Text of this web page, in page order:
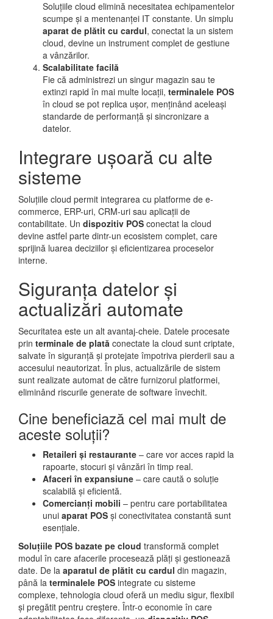
Soluțiile cloud elimină necesitatea echipamentelor
scumpe și a mentenanței IT constante. Un simplu
aparat de plătit cu cardul, conectat la un sistem
cloud, devine un instrument complet de gestiune
a vânzărilor.
Scalabilitate facilă
Fie că administrezi un singur magazin sau te
extinzi rapid în mai multe locații, terminalele POS
în cloud se pot replica ușor, menținând aceleași
standarde de performanță și sincronizare a
datelor.
Integrare ușoară cu alte
sisteme
Soluțiile cloud permit integrarea cu platforme de e-
commerce, ERP-uri, CRM-uri sau aplicații de
contabilitate. Un dispozitiv POS conectat la cloud
devine astfel parte dintr-un ecosistem complet, care
sprijină luarea deciziilor și eficientizarea proceselor
interne.
Siguranța datelor și
actualizări automate
Securitatea este un alt avantaj-cheie. Datele procesate
prin terminale de plată conectate la cloud sunt criptate,
salvate în siguranță și protejate împotriva pierderii sau a
accesului neautorizat. În plus, actualizările de sistem
sunt realizate automat de către furnizorul platformei,
eliminând riscurile generate de software învechit.
Cine beneficiază cel mai mult de
aceste soluții?
Retaileri și restaurante – care vor acces rapid la
rapoarte, stocuri și vânzări în timp real.
Afaceri în expansiune – care caută o soluție
scalabilă și eficientă.
Comercianți mobili – pentru care portabilitatea
unui aparat POS și conectivitatea constantă sunt
esențiale.
Soluțiile POS bazate pe cloud transformă complet
modul în care afacerile procesează plăți și gestionează
date. De la aparatul de plătit cu cardul din magazin,
până la terminalele POS integrate cu sisteme
complexe, tehnologia cloud oferă un mediu sigur, flexibil
și pregătit pentru creștere. Într-o economie în care